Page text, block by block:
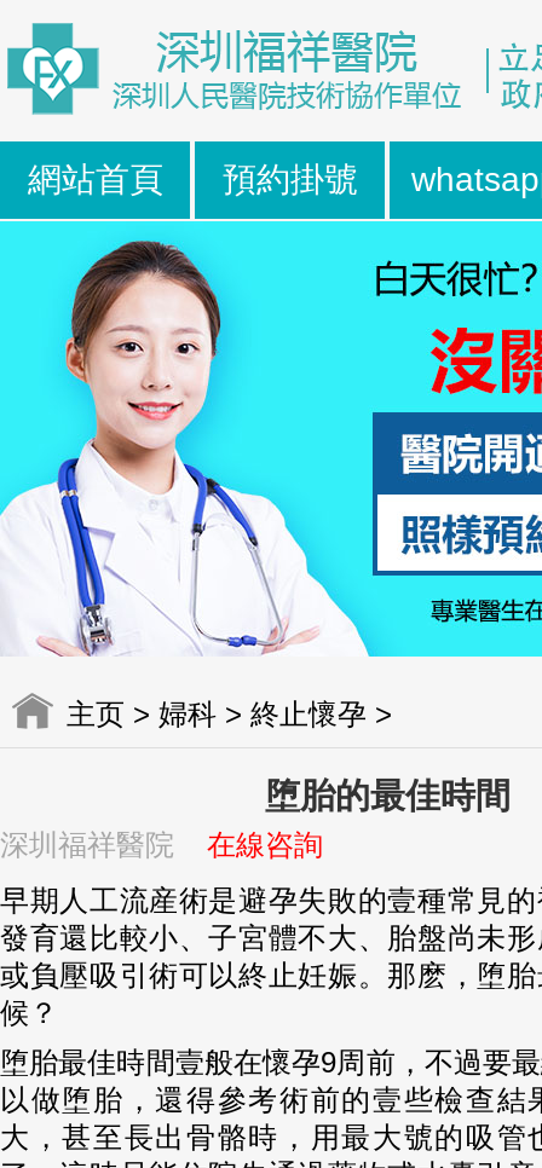
網站首頁 預約掛號
主页 > 婦科 > 終止懷孕 >
堕胎的最佳時間
深圳福祥醫院
在線咨詢
早期人工流産術是避孕失敗的壹種常見
發育還比較小、子宮體不大、胎盤尚未
或負壓吸引術可以終止妊娠。那麽，堕
候？
堕胎最佳時間壹般在懷孕9周前，不過要
以做堕胎，還得參考術前的壹些檢查結
大，甚至長出骨骼時，用最大號的吸管